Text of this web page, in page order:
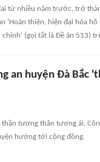
từ nhiều năm trước, trở
'Hoàn thiện, hiện đại hóa
chính' (gọi tắt là Đề án 513)
an huyện Đà Bắc
tương thân tương ái,
hướng tới cộng đồng.